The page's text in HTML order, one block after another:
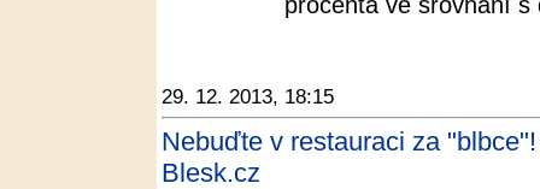
29. 12. 2013, 18:15
Nebuďte v restauraci za
Blesk.cz